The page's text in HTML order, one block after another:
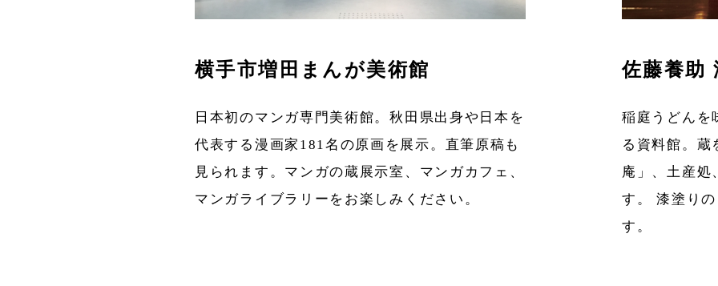
横手市増田まんが美術館
日本初のマンガ専門美術館。秋田県出身や日本を
代表する漫画家181名の原画を展示。直筆原稿も
見られます。マンガの蔵展示室、マンガカフェ、
マンガライブラリーをお楽しみください。
佐藤養助
稲庭うどんを
る資料館。蔵
庵」、土産処
す。 漆塗り
す。